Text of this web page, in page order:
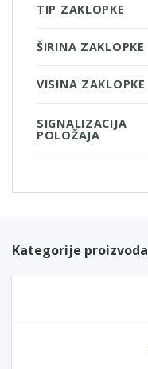
TIP ZAKLOPKE
ŠIRINA ZAKLOPKE
VISINA ZAKLOPKE
SIGNALIZACIJA
POLOŽAJA
Kategorije proizvoda